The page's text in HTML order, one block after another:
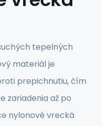
tepelných
materiál je
prepichnutiu, čím
zariadenia až po
nylonové vrecká